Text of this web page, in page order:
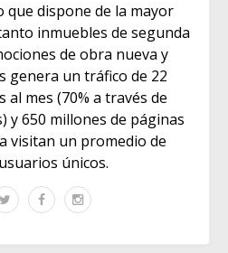
dispone de la mayor
inmuebles de segunda
de obra nueva y
genera un tráfico de 22
al mes (70% a través de
y 650 millones de páginas
visitan un promedio de
únicos.